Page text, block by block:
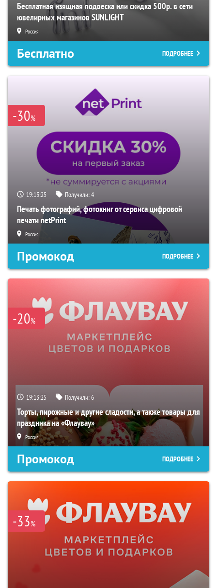
Бесплатная изящная подвеска или скидка 500р. в сети
ювелирных магазинов SUNLIGHT
Россия
Бесплатно ПОДРОБНЕЕ
-30%
19:13:24 Получили:4
Печать фотографий, фотокниг от сервиса цифровой
печати netPrint
Россия
Промокод ПОДРОБНЕЕ
-20%
19:13:24 Получили:6
Торты, пирожные и другие сладости, а также товары для
праздника на «Флаувау»
Россия
Промокод ПОДРОБНЕЕ
-33%